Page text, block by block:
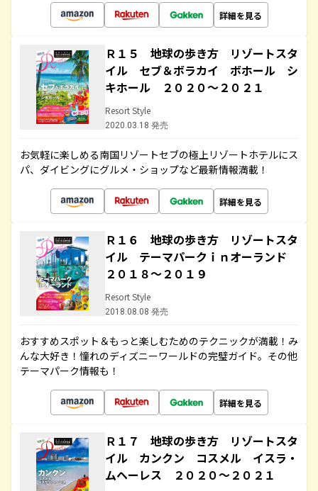
詳細を見る
Ｒ１５ 地球の歩き方 リゾートスタ
イル セブ＆ボラカイ ボホール シ
キホール ２０２０～２０２１
Resort Style
2020.03.18 発売
お気軽に楽しめる南国リゾートセブの極上リゾートホテルにス
パ、ダイビングにグルメ・ショップなど最新情報満載！
詳細を見る
Ｒ１６ 地球の歩き方 リゾートスタ
イル テーマパークｉｎオーランド
２０１８～２０１９
Resort Style
2018.08.08 発売
おすすめスポット＆もっと楽しむためのテクニックが満載！み
んな大好き！憧れのディズニーワールドの完璧ガイド。その他
テーマパーク情報も！
詳細を見る
Ｒ１７ 地球の歩き方 リゾートスタ
イル カンクン コスメル イスラ・
ムヘーレス ２０２０～２０２１